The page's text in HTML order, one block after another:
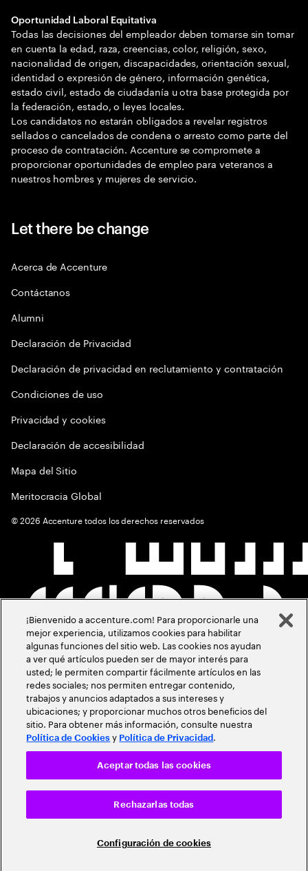
Oportunidad Laboral Equitativa
Todas las decisiones del empleador deben tomarse sin tomar
en cuenta la edad, raza, creencias, color, religión, sexo,
nacionalidad de origen, discapacidades, orientación sexual,
identidad o expresión de género, información genética,
estado civil, estado de ciudadanía u otra base protegida por
la federación, estado, o leyes locales.
Los candidatos no estarán obligados a revelar registros
sellados o cancelados de condena o arresto como parte del
proceso de contratación. Accenture se compromete a
proporcionar oportunidades de empleo para veteranos a
nuestros hombres y mujeres de servicio.
Let there be change
Acerca de Accenture
Contáctanos
Alumni
Declaración de Privacidad
Declaración de privacidad en reclutamiento y contratación
Condiciones de uso
Privacidad y cookies
Declaración de accesibilidad
Mapa del Sitio
Meritocracia Global
©2026 Accenture todos los derechos reservados
¡Bienvenido a accenture.com! Para proporcionarle una
mejor experiencia, utilizamos cookies para habilitar
algunas funciones del sitio web. Las cookies nos ayudan
a ver qué artículos pueden ser de mayor interés para
usted; le permiten compartir fácilmente artículos en las
redes sociales; nos permiten entregar contenido,
trabajos y anuncios adaptados a sus intereses y
ubicaciones; y proporcionar muchos otros beneficios del
sitio. Para obtener más información, consulte nuestra
Política de Cookies y Política de Privacidad .
Configuración de cookies
Rechazarlas todas
Aceptar todas las cookies